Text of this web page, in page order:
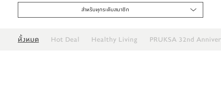
สำหรับทุกระดับสมาชิก
ทั้งหมด Hot Deal Healthy Living PRUKSA 32nd